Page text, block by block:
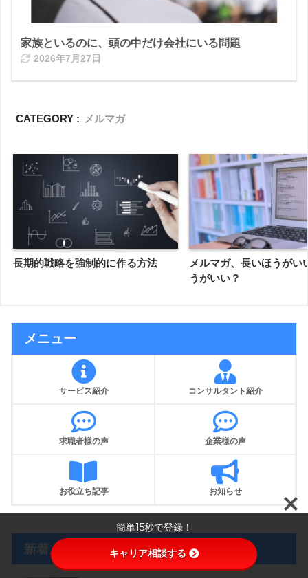
家族といるのに、頭の中だけ会社にいる問題
2026年7月27日
CATEGORY : メルマガ
長期的戦略を強制的に作る方法
メルマガ、長いほうがい
うがいい？
メニュー
サービス紹介 コンサルタント紹介
求職者様の声 企業様の声
お役立ち記事 お知らせ
新着メルマガ
簡単15秒で登録！
キャリア相談する